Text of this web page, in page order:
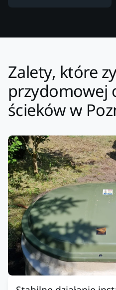
Zalety, które
przydomowej
ścieków w